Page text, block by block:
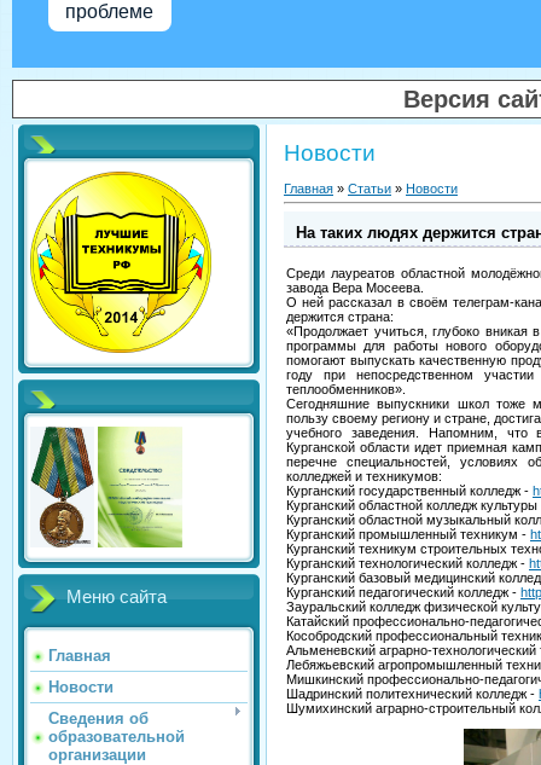
проблеме
Версия
Меню сайта
Главная
Новости
Сведения об
образовательной
организации
Новости
Главная » Статьи » Новости
На таких людях держится
Среди лауреатов областной
завода Вера Мосеева.
О ней рассказал в своём телеграм-
держится страна:
«Продолжает учиться, глубоко вникая
программы для работы нового
помогают выпускать качественную
году при непосредственном
теплообменников».
Сегодняшние выпускники школ тоже
пользу своему региону и стране,
учебного заведения. Напомним, что
Курганской области идет приемная
перечне специальностей, условиях
колледжей и техникумов:
Курганский государственный колледж -
Курганский областной колледж
Курганский областной музыкальный
Курганский промышленный техникум -
Курганский техникум строительных
Курганский технологический колледж -
Курганский базовый медицинский
Курганский педагогический колледж -
Зауральский колледж физической
Катайский профессионально-
Кособродский профессиональный
Альменевский аграрно-
Лебяжьевский агропромышленный
Мишкинский профессионально-
Шадринский политехнический колледж -
Шумихинский аграрно-строительный